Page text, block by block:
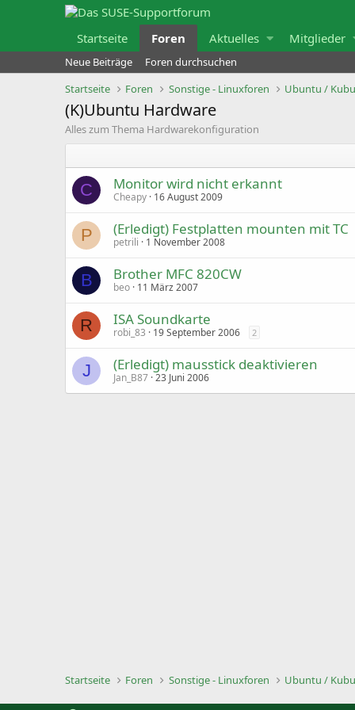
Startseite Foren Aktuelles Mitglieder
Neue Beiträge
Foren durchsuchen
Startseite
Foren Sonstige - Linuxforen Ubuntu /
(K)Ubuntu Hardware
Alles zum Thema Hardwarekonfiguration
C Monitor wird nicht erkannt
Cheapy 16 August 2009
P (Erledigt) Festplatten mounten mit TC
petrili 1 November 2008
B Brother MFC 820CW
beo 11 März 2007
R ISA Soundkarte
robi_83 19 September 2006 2
J (Erledigt) mausstick deaktivieren
Jan_B87 23 Juni 2006
Startseite Foren Sonstige - Linuxforen Ubuntu /